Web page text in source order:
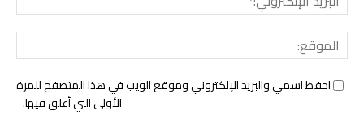
احفظ اسمي والبريد الإلكتروني وموقع الويب في هذا المتصفح للمرة
الأولى التي أعلق فيها.